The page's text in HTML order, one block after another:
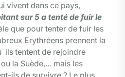
vivent dans ce pays,
sur 5 a tenté de fuir le
que pour tenter de fuir les
Erythréens prennent la
ils tentent de rejoindre
ou la Suède,… mais les